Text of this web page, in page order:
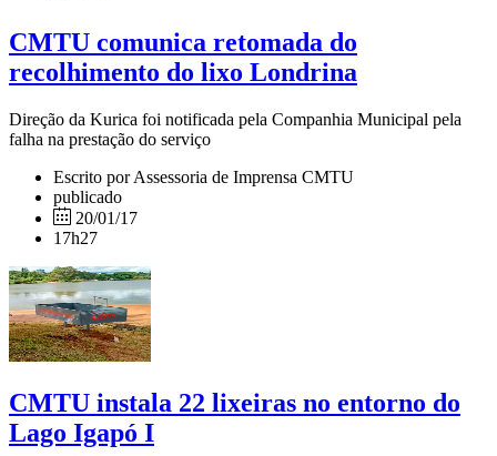
CMTU comunica retomada do
recolhimento do lixo Londrina
Direção da Kurica foi notificada pela Companhia Municipal pela
falha na prestação do serviço
Escrito por Assessoria de Imprensa CMTU
publicado
20/01/17
17h27
CMTU instala 22 lixeiras no entorno do
Lago Igapó I